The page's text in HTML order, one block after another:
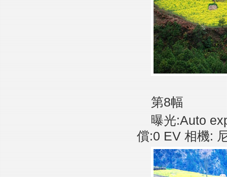
第8幅
曝光:Auto
償:0 EV 相機: